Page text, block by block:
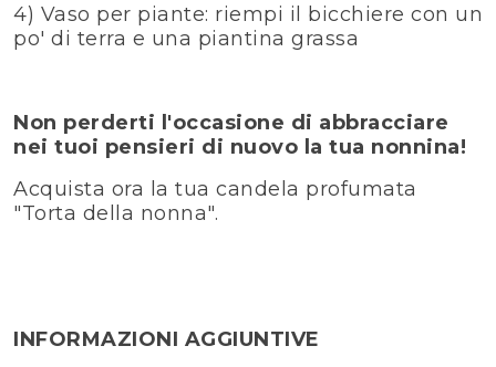
4) Vaso per piante: riempi il bicchiere con un
po' di terra e una piantina grassa
Non perderti l'occasione di abbracciare
nei tuoi pensieri di nuovo la tua nonnina!
Acquista ora la tua candela profumata
"Torta della nonna".
INFORMAZIONI AGGIUNTIVE